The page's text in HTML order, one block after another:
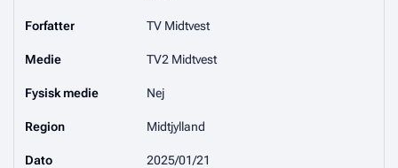
Forfatter TV Midtvest
Medie TV2 Midtvest
Fysisk medie Nej
Region Midtjylland
Dato 2025/01/21